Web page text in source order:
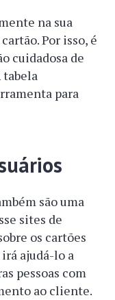
na sua
Por isso, é
cuidadosa de
tabela
para
são uma
sites de
os cartões
ajudá-lo a
pessoas com
ao cliente.